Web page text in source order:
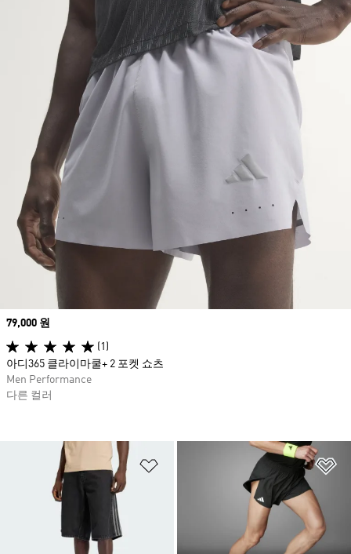
Price
79,000 원
(1)
아디365 클라이마쿨+ 2 포켓 쇼츠
Men Performance
다른 컬러